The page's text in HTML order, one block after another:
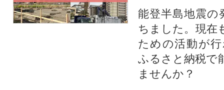
能登半島地震の
ちました。現在
ための活動が
ふるさと納税で
ませんか？